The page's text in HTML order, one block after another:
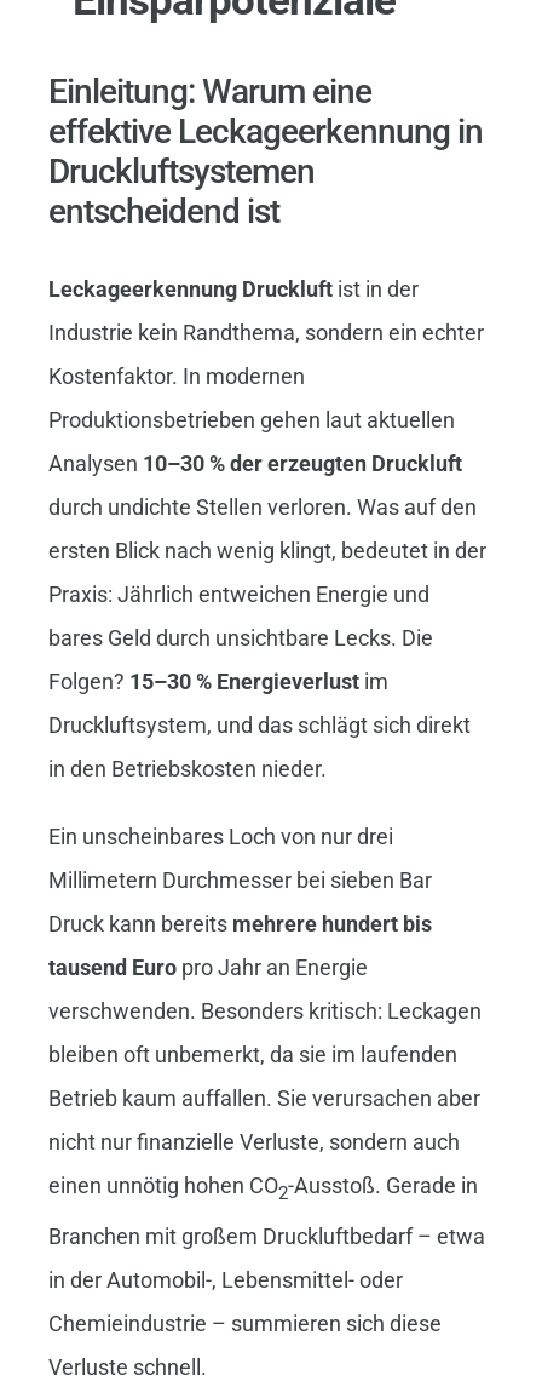
Einleitung: Warum eine
effektive Leckageerkennung in
Druckluftsystemen
entscheidend ist
Leckageerkennung Druckluftist in der
Industrie kein Randthema, sondern ein echter
Kostenfaktor. In modernen
Produktionsbetrieben gehen laut aktuellen
Analysen 10–30 % der erzeugten Druckluft
durch undichte Stellen verloren. Was auf den
ersten Blick nach wenig klingt, bedeutet in der
Praxis: Jährlich entweichen Energie und
bares Geld durch unsichtbare Lecks. Die
Folgen? 15–30 % Energieverlustim
Druckluftsystem, und das schlägt sich direkt
in den Betriebskosten nieder.
Ein unscheinbares Loch von nur drei
Millimetern Durchmesser bei sieben Bar
Druck kann bereits mehrere hundert bis
tausend Europro Jahr an Energie
verschwenden. Besonders kritisch: Leckagen
bleiben oft unbemerkt, da sie im laufenden
Betrieb kaum auffallen. Sie verursachen aber
nicht nur finanzielle Verluste, sondern auch
einen unnötig hohen CO2-Ausstoß. Gerade in
Branchen mit großem Druckluftbedarf – etwa
in der Automobil-, Lebensmittel- oder
Chemieindustrie – summieren sich diese
Verluste schnell.